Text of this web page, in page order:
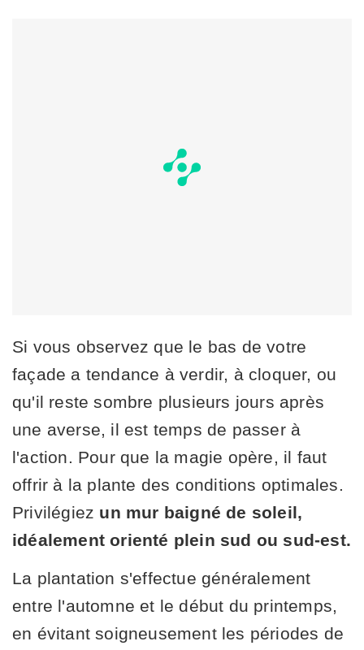
Si vous observez que le bas de votre
façade a tendance à verdir, à cloquer, ou
qu'il reste sombre plusieurs jours après
une averse, il est temps de passer à
l'action. Pour que la magie opère, il faut
offrir à la plante des conditions optimales.
Privilégiez un mur baigné de soleil,
idéalement orienté plein sud ou sud-est.
La plantation s'effectue généralement
entre l'automne et le début du printemps,
en évitant soigneusement les périodes de